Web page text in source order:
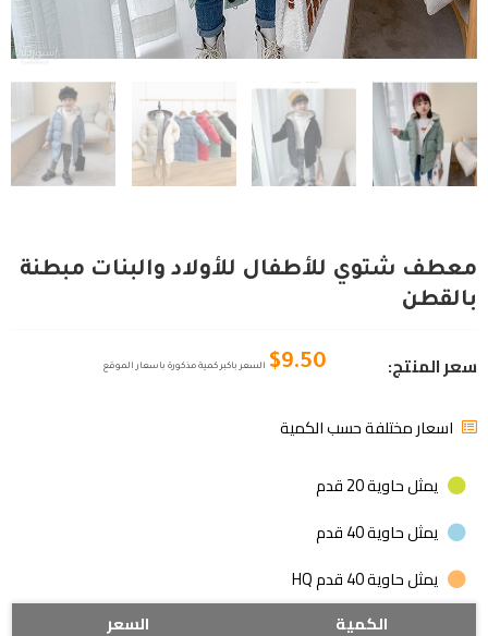
معطف شتوي للأطفال للأولاد والبنات مبطنة
بالقطن
سعر المنتج: $9.50 السعر باكبر كمية مذكورة باسعار الموقع
اسعار مختلفة حسب الكمية
يمثل حاوية 20 قدم
يمثل حاوية 40 قدم
يمثل حاوية 40 قدم HQ
الكمية
السعر
معطف